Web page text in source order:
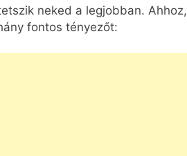
neked a legjobban. Ahhoz,
fontos tényezőt: